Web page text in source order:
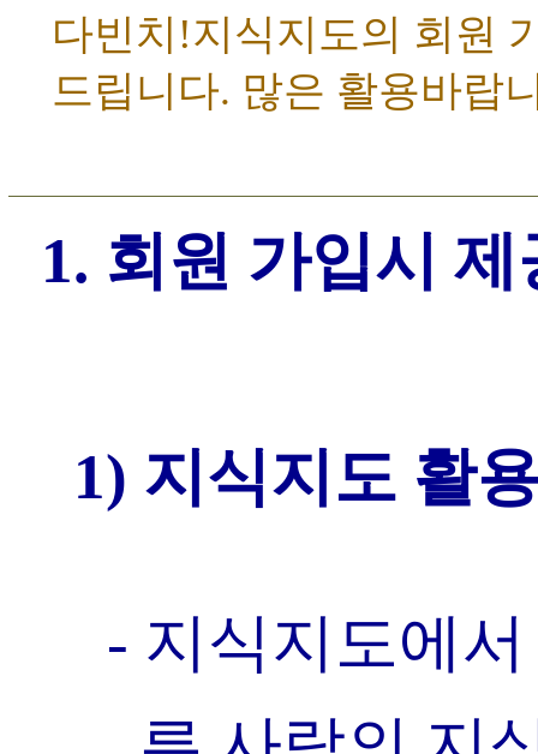
다빈치!지식지도의 회원
드립니다. 많은 활용바랍
1. 회원 가입시
1) 지식지도 활
- 지식지도에